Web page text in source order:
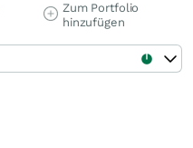
Zum Portfolio
hinzufügen